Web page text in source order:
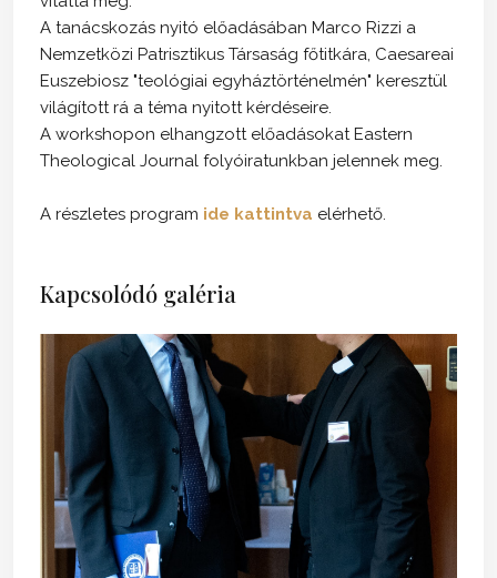
A tanácskozás nyitó előadásában Marco Rizzi a
Nemzetközi Patrisztikus Társaság főtitkára, Caesareai
Euszebiosz "teológiai egyháztörténelmén" keresztül
világított rá a téma nyitott kérdéseire.
A workshopon elhangzott előadásokat Eastern
Theological Journal folyóiratunkban jelennek meg.
A részletes program ide kattintva elérhető.
Kapcsolódó galéria